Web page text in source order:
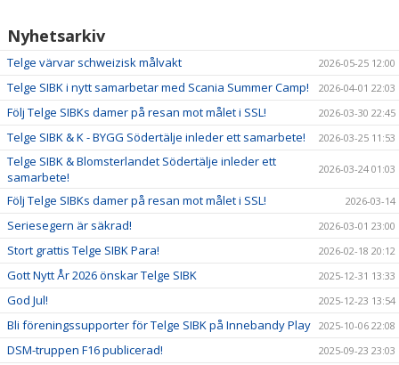
Nyhetsarkiv
Telge värvar schweizisk målvakt 2026-05-25 12:00
Telge SIBK i nytt samarbetar med Scania Summer Camp! 2026-04-01 22:03
Följ Telge SIBKs damer på resan mot målet i SSL! 2026-03-30 22:45
Telge SIBK & K - BYGG Södertälje inleder ett samarbete! 2026-03-25 11:53
Telge SIBK & Blomsterlandet Södertälje inleder ett
samarbete!
2026-03-24 01:03
Följ Telge SIBKs damer på resan mot målet i SSL! 2026-03-14
Seriesegern är säkrad! 2026-03-01 23:00
Stort grattis Telge SIBK Para! 2026-02-18 20:12
Gott Nytt År 2026 önskar Telge SIBK 2025-12-31 13:33
God Jul! 2025-12-23 13:54
Bli föreningssupporter för Telge SIBK på Innebandy Play 2025-10-06 22:08
DSM-truppen F16 publicerad! 2025-09-23 23:03